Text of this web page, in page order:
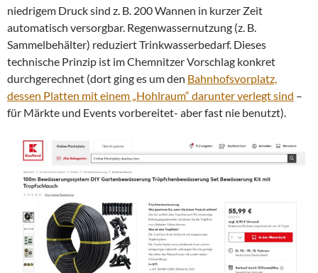
niedrigem Druck sind z. B. 200 Wannen in kurzer Zeit
automatisch versorgbar. Regenwassernutzung (z. B.
Sammelbehälter) reduziert Trinkwasserbedarf. Dieses
technische Prinzip ist im Chemnitzer Vorschlag konkret
durchgerechnet (dort ging es um den Bahnhofsvorplatz,
dessen Platten mit einem „Hohlraum“ darunter verlegt sind –
für Märkte und Events vorbereitet- aber fast nie benutzt).